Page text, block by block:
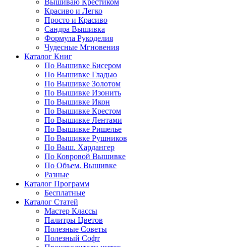
Вышиваю Крестиком
Красиво и Легко
Просто и Красиво
Сандра Вышивка
Формула Рукоделия
Чудесные Мгновения
Каталог Книг
По Вышивке Бисером
По Вышивке Гладью
По Вышивке Золотом
По Вышивке Изонить
По Вышивке Икон
По Вышивке Крестом
По Вышивке Лентами
По Вышивке Ришелье
По Вышивке Рушников
По Выш. Хардангер
По Ковровой Вышивке
По Объем. Вышивке
Разные
Каталог Программ
Бесплатные
Каталог Статей
Мастер Классы
Палитры Цветов
Полезные Советы
Полезный Софт